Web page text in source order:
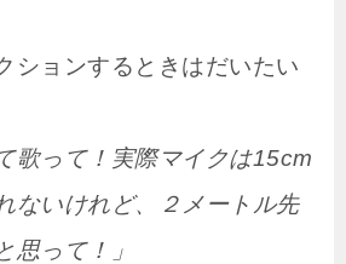
ションするときはだいたい
歌って！実際マイクは15cm
ないけれど、２メートル先
思って！」